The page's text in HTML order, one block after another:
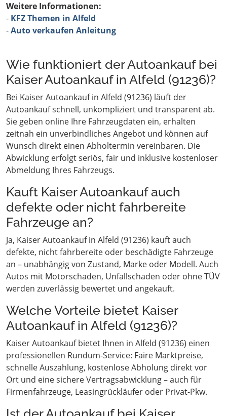
Weitere Informationen:
- KFZ Themen in Alfeld
-Auto verkaufen Anleitung
Wie funktioniert der Autoankauf bei
Kaiser Autoankauf in Alfeld (91236)?
Bei Kaiser Autoankauf in Alfeld (91236) läuft der
Autoankauf schnell, unkompliziert und transparent ab.
Sie geben online Ihre Fahrzeugdaten ein, erhalten
zeitnah ein unverbindliches Angebot und können auf
Wunsch direkt einen Abholtermin vereinbaren. Die
Abwicklung erfolgt seriös, fair und inklusive kostenloser
Abmeldung Ihres Fahrzeugs.
Kauft Kaiser Autoankauf auch
defekte oder nicht fahrbereite
Fahrzeuge an?
Ja, Kaiser Autoankauf in Alfeld (91236) kauft auch
defekte, nicht fahrbereite oder beschädigte Fahrzeuge
an – unabhängig von Zustand, Marke oder Modell. Auch
Autos mit Motorschaden, Unfallschaden oder ohne TÜV
werden zuverlässig bewertet und angekauft.
Welche Vorteile bietet Kaiser
Autoankauf in Alfeld (91236)?
Kaiser Autoankauf bietet Ihnen in Alfeld (91236) einen
professionellen Rundum-Service: Faire Marktpreise,
schnelle Auszahlung, kostenlose Abholung direkt vor
Ort und eine sichere Vertragsabwicklung – auch für
Firmenfahrzeuge, Leasingrückläufer oder Privat-Pkw.